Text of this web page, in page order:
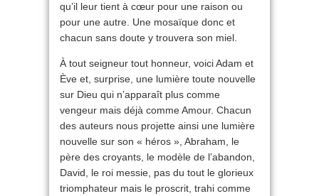
qu’il leur tient à cœur pour une raison ou
pour une autre. Une mosaïque donc et
chacun sans doute y trouvera son miel.
À tout seigneur tout honneur, voici Adam et
Ève et, surprise, une lumière toute nouvelle
sur Dieu qui n’apparaît plus comme
vengeur mais déjà comme Amour. Chacun
des auteurs nous projette ainsi une lumière
nouvelle sur son « héros », Abraham, le
père des croyants, le modèle de l’abandon,
David, le roi messie, pas du tout le glorieux
triomphateur mais le proscrit, trahi comme